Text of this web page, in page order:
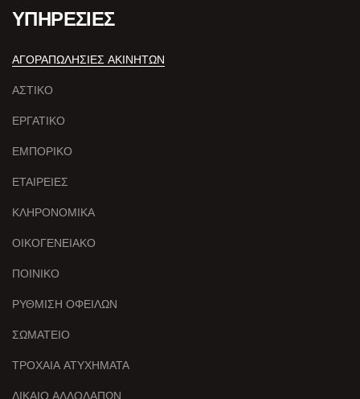
ΥΠΗΡΕΣΙΕΣ
ΑΓΟΡΑΠΩΛΗΣΙΕΣ ΑΚΙΝΗΤΩΝ
ΑΣΤΙΚΟ
ΕΡΓΑΤΙΚΟ
ΕΜΠΟΡΙΚΟ
ΕΤΑΙΡΕΙΕΣ
ΚΛΗΡΟΝΟΜΙΚΑ
ΟΙΚΟΓΕΝΕΙΑΚΟ
ΠΟΙΝΙΚΟ
ΡΥΘΜΙΣΗ ΟΦΕΙΛΩΝ
ΣΩΜΑΤΕΙΟ
ΤΡΟΧΑΙΑ ΑΤΥΧΗΜΑΤΑ
ΔΙΚΑΙΟ ΑΛΛΟΔΑΠΩΝ